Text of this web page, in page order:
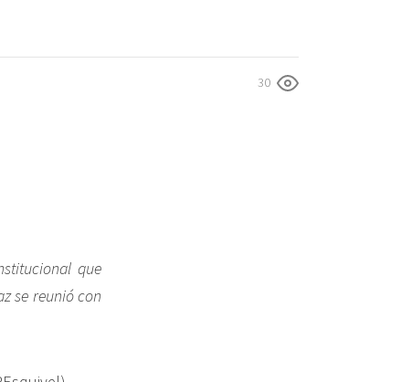
30
que
se reunió con